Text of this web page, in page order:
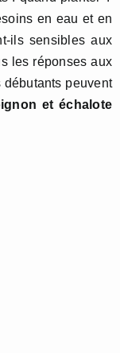
en eau et en
ils sensibles aux
les réponses aux
peuvent
et échalote